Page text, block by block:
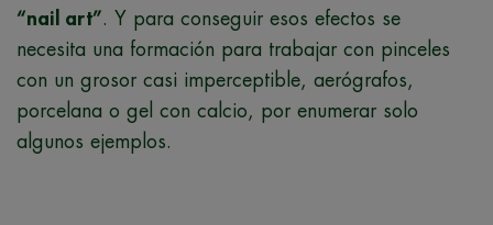
“nail art”. Y para conseguir esos efectos se
necesita una formación para trabajar con pinceles
con un grosor casi imperceptible, aerógrafos,
porcelana o gel con calcio, por enumerar solo
algunos ejemplos.